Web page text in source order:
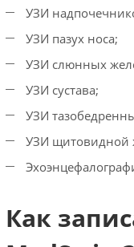
УЗИ
УЗИ пазух носа;
УЗИ слюнных
УЗИ сустава;
УЗИ
УЗИ щитовидной
Как